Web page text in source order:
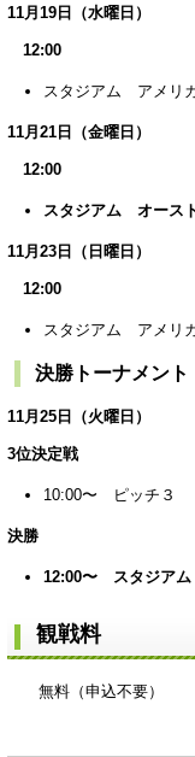
11月19日（水曜日）
12:00
スタジアム アメ
11月21日（金曜日）
12:00
スタジアム オース
11月23日（日曜日）
12:00
スタジアム アメリ
決勝トーナメント
11月25日（火曜日）
3位決定戦
10:00〜 ピッチ３
決勝
12:00〜 スタジア
観戦料
無料（申込不要）